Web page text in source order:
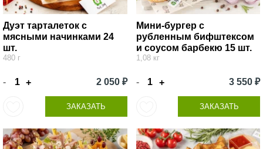
Дуэт тарталеток с
мясными начинками 24
шт.
480 г
- + 2 050 ₽
ЗАКАЗАТЬ
Мини-бургер с
рубленным бифштексом
и соусом барбекю 15 шт.
1,08 кг
- + 3 550 ₽
ЗАКАЗАТЬ